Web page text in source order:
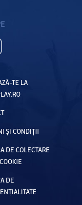
TE LA
ȘI CONDIȚII
DE COLECTARE
DE